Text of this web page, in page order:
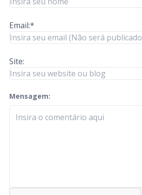
Email:*
Site:
Mensagem:
check-terms